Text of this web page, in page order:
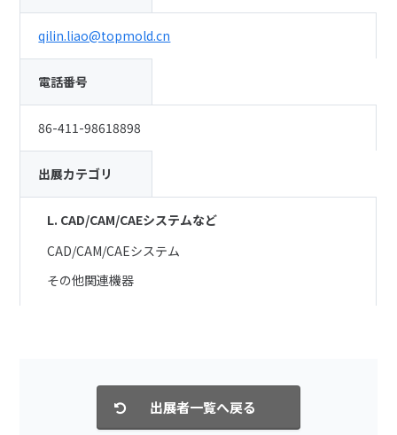
qilin.liao@topmold.cn
電話番号
86-411-98618898
出展カテゴリ
L. CAD/CAM/CAEシステムなど
CAD/CAM/CAEシステム
その他関連機器